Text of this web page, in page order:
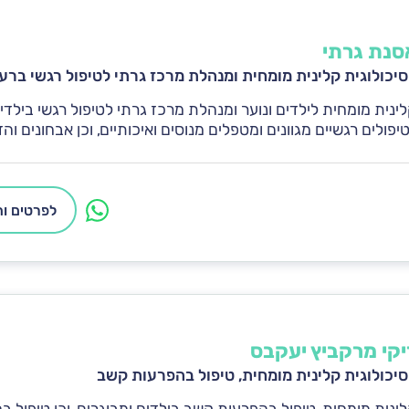
גרתי
קלינית מומחית ומנהלת מרכז גרתי לטיפול רגשי
מומחית לילדים ונוער ומנהלת מרכז גרתי לטיפול רגשי
רגשיים מגוונים ומטפלים מנוסים ואיכותיים, וכן אבחונים
לפרטים
מרקביץ יעקבס
קלינית מומחית, טיפול בהפרעות קשב